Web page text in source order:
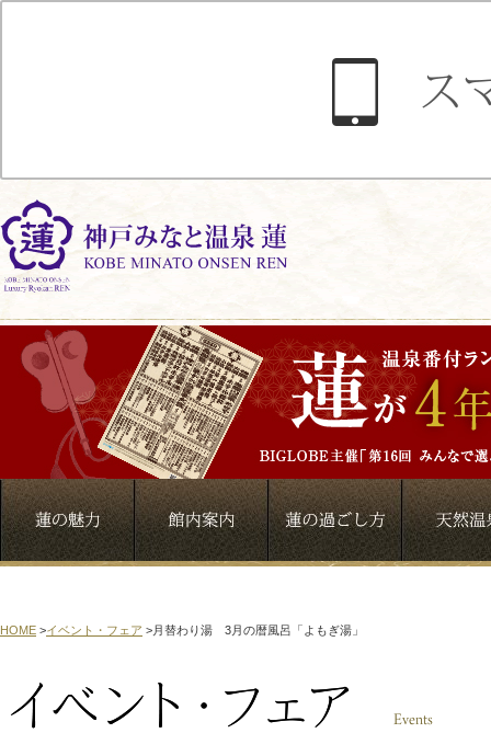
HOME >イベント・フェア >月替わり湯 3月の暦風呂「よもぎ湯」